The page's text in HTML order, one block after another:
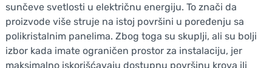
sunčeve svetlosti u električnu energiju. To znači da
proizvode više struje na istoj površini u poređenju sa
polikristalnim panelima. Zbog toga su skuplji, ali su bolji
izbor kada imate ograničen prostor za instalaciju, jer
maksimalno iskorišćavaju dostupnu površinu krova ili